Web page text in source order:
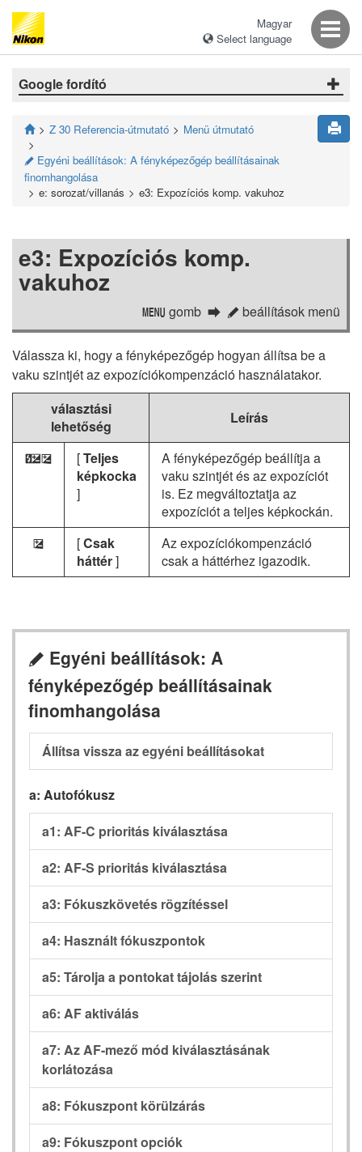
Magyar
Select language
Google fordító
Z 30 Referencia-útmutató Menü útmutató
A Egyéni beállítások: A fényképezőgép beállításainak
finomhangolása
e: sorozat/villanás
e3: Expozíciós komp. vakuhoz
e3: Expozíciós komp.
vakuhoz
G gomb A beállítások menü
Válassza ki, hogy a fényképezőgép hogyan állítsa be a
vaku szintjét az expozíciókompenzáció használatakor.
választási
lehetőség
Leírás
Y E [Teljes
képkocka
]
A fényképezőgép beállítja a
vaku szintjét és az expozíciót
is. Ez megváltoztatja az
expozíciót a teljes képkockán.
E [Csak
háttér]
Az expozíciókompenzáció
csak a háttérhez igazodik.
A Egyéni beállítások: A
fényképezőgép beállításainak
finomhangolása
Állítsa vissza az egyéni beállításokat
a: Autofókusz
a1: AF-C prioritás kiválasztása
a2: AF-S prioritás kiválasztása
a3: Fókuszkövetés rögzítéssel
a4: Használt fókuszpontok
a5: Tárolja a pontokat tájolás szerint
a6: AF aktiválás
a7: Az AF-mező mód kiválasztásának
korlátozása
a8: Fókuszpont körülzárás
a9: Fókuszpont opciók